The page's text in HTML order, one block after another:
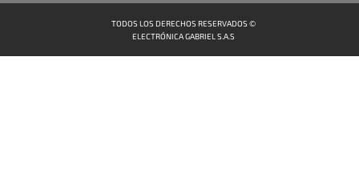
TODOS LOS DERECHOS RESERVADOS ©
ELECTRÓNICA GABRIEL S.A.S